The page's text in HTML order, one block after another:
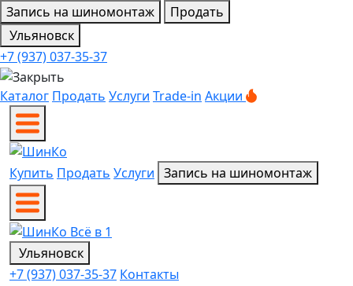
Запись на шиномонтаж
Продать
Ульяновск
+7 (937) 037-35-37
Каталог Продать Услуги Trade-in Акции
Купить Продать Услуги Запись на шиномонтаж
Ульяновск
+7 (937) 037-35-37 Контакты